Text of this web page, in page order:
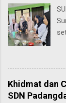
Khidmat dan
SDN